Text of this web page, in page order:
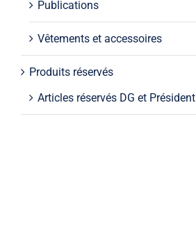
Publications
Vêtements et accessoires
Produits réservés
Articles réservés DG et Président